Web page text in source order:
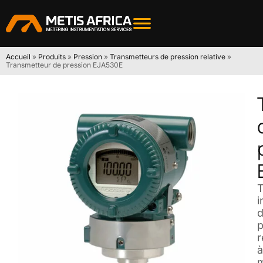
Accueil » Produits » Pression » Transmetteurs de pression relative »
Transmetteur de pression EJA530E
à